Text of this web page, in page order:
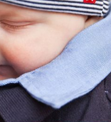
歲女子損失近6900萬元
蔡德粦接任
跌勢
貿易順差達1125億美元
萬億日圓干預創新高
庫存緊張
上市公司